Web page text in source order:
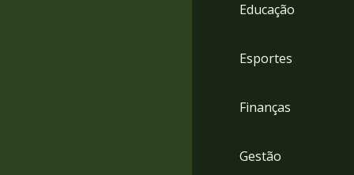
Educação
Esportes
Finanças
Gestão